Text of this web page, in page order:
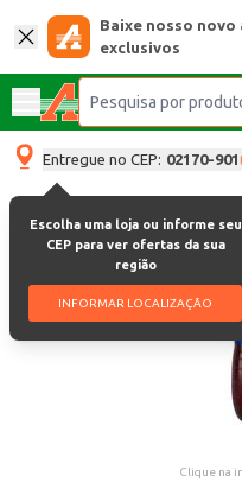
Baixe nosso novo
exclusivos
Entregue no CEP: 02170-901
Escolha uma loja ou informe seu
CEP para ver ofertas da sua
região
INFORMAR LOCALIZAÇÃO
Clique na